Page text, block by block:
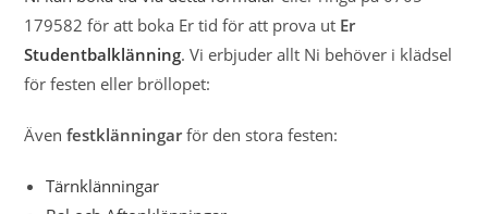
179582 för att boka Er tid för att prova ut Er
Studentbalklänning. Vi erbjuder allt Ni behöver i klädsel
för festen eller bröllopet:
Ävenfestklänningarför den stora festen:
Tärnklänningar